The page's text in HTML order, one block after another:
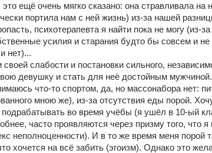
ещё очень мягко сказано: она стравливала на
портила нам с ней жизнь) из-за нашей
психотерапевта я найти пока не могу (из-за
усилия и старания будто бы совсем и не
нет)...
слабости и постановки сильного,
девушку и стать для неё достойным
что-то спортом, да, но массонабора нет:
мною же), из-за отсутствия еды порой.
во время учёбы (я ушёл в 10-ый
часто проявляются через призму того, что я
неполноценности). И в то же время меня порой
хочется на всё забить (эгоизм). Однако это